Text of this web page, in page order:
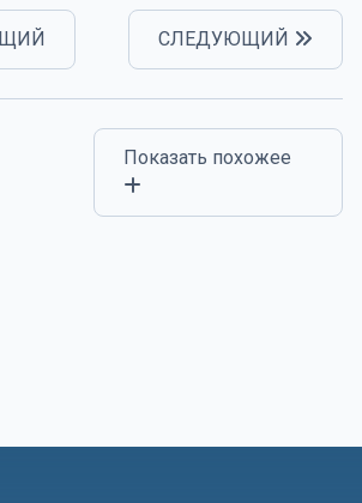
СЛЕДУЮЩИЙ
Показать похожее